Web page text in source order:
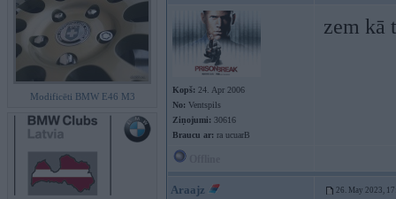
Modificēti BMW E46 M3
Kopš: 24. Apr 2006
No: Ventspils
Ziņojumi: 30616
Braucu ar: ra ucuarB
zem kā
Araajz 26. May 2023,